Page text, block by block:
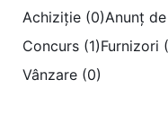
Achiziție (0)Anunț
Concurs (1)Furnizori
Vânzare (0)